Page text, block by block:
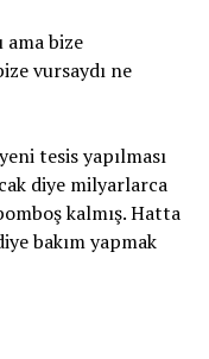
ama bize
vursaydı ne
tesis yapılması
diye milyarlarca
kalmış. Hatta
bakım yapmak